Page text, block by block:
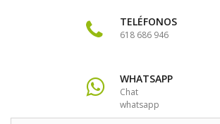
TELÉFONOS
618 686 946
WHATSAPP
Chat
whatsapp